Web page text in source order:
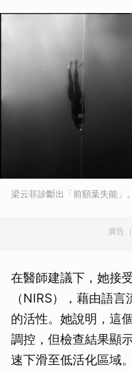
梁云菲診斷出「前額葉失能」
廣告
在醫師建議下，她接
（NIRS），藉由語
的活性。她說明，這
調控，但檢查結果顯
速下滑至低活化區域。